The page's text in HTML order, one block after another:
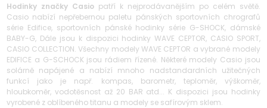
Hodinky značky Casio patří k nejprodávanějším po celém světě.
Casio nabízí nepřebernou paletu pánských sportovních chrografů
série Edifice, sportovních pánské hodinky série G-SHOCK, dámské
BABY-G, Dále jsou k dispozici hodinky WAVE CEPTOR, CASIO SPORT,
CASIO COLLECTION. Všechny modely WAVE CEPTOR a vybrané modely
EDIFICE a G-SCHOCK jsou rádiem řízené. Některé modely Casio jsou
solárně napájené a nabízí mnoho nadstandardních užitečných
funkcí jako je např. kompas, barometr, teploměr, výškoměr,
hloubkoměr, vodotěsnost až 20 BAR atd... K dispozici jsou hodinky
vyrobené z oblíbeného titanu a modely se safírovým sklem.